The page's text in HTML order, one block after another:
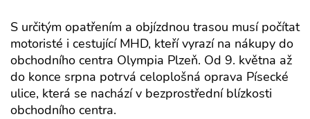
S určitým opatřením a objízdnou trasou musí počítat
motoristé i cestující MHD, kteří vyrazí na nákupy do
obchodního centra Olympia Plzeň. Od 9. května až
do konce srpna potrvá celoplošná oprava Písecké
ulice, která se nachází v bezprostřední blízkosti
obchodního centra.